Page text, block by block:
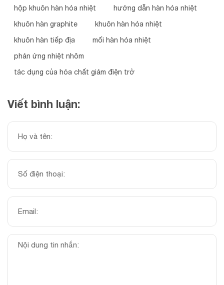
hộp khuôn hàn hóa nhiệt
hướng dẫn hàn hóa nhiệt
khuôn hàn graphite
khuôn hàn hóa nhiệt
khuôn hàn tiếp địa
mối hàn hóa nhiệt
phản ứng nhiệt nhôm
tác dụng của hóa chất giảm điện trở
Viết bình luận: